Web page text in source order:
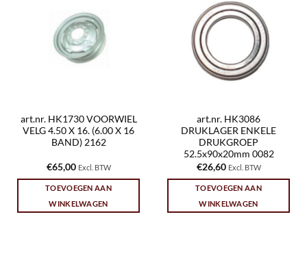
art.nr. HK1730 VOORWIEL
VELG 4.50 X 16. (6.00 X 16
BAND) 2162
€65,00 Excl. BTW
TOEVOEGEN AAN
WINKELWAGEN
art.nr. HK3086
DRUKLAGER ENKELE
DRUKGROEP
52.5x90x20mm 0082
€26,60 Excl. BTW
TOEVOEGEN AAN
WINKELWAGEN